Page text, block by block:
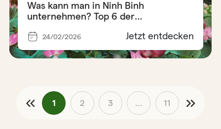
Was kann man in Ninh Binh
unternehmen? Top 6 der
24/02/2026 Jetzt entdecken
1 2 3 ... 11